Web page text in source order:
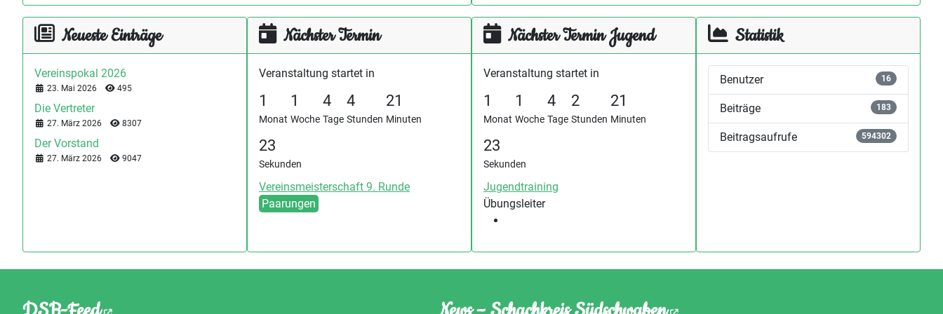
Neueste Einträge
Vereinspokal 2026
Details23. Mai 2026 495
Die Vertreter
Details27. März 2026 8307
Der Vorstand
Details27. März 2026 9047
Nächster Termin
Veranstaltung startet in
1
Monat
1
Woche
4
Tage
4
Stunden
21
Minuten
23
Sekunden
Vereinsmeisterschaft 9. Runde
Paarungen
Nächster Termin Jugend
Veranstaltung startet in
1
Monat
1
Woche
4
Tage
2
Stunden
21
Minuten
23
Sekunden
Jugendtraining
Übungsleiter
Statistik
Benutzer 16
Beiträge 183
Beitragsaufrufe 594302